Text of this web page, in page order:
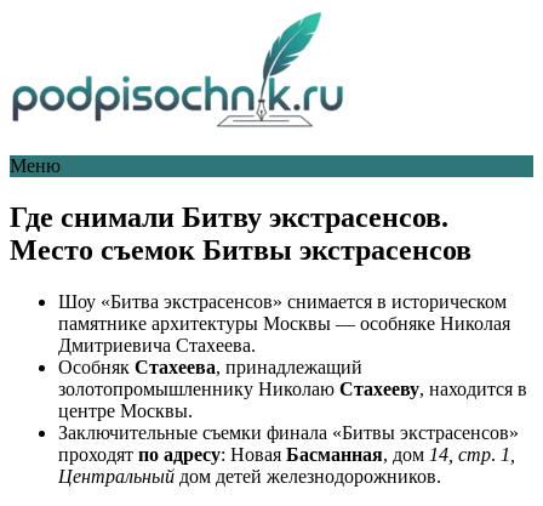
Меню
Где снимали Битву экстрасенсов.
Место съемок Битвы экстрасенсов
Шоу «Битва экстрасенсов» снимается в историческом
памятнике архитектуры Москвы — особняке Николая
Дмитриевича Стахеева.
Особняк Стахеева, принадлежащий
золотопромышленнику Николаю Стахееву, находится в
центре Москвы.
Заключительные съемки финала «Битвы экстрасенсов»
проходят по адресу: Новая Басманная, дом 14, стр. 1,
Центральный дом детей железнодорожников.